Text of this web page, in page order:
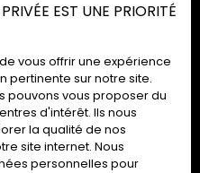
EST UNE PRIORITÉ
vous offrir une expérience
pertinente sur notre site.
pouvons vous proposer du
d'intérêt. Ils nous
la qualité de nos
site internet. Nous
personnelles pour